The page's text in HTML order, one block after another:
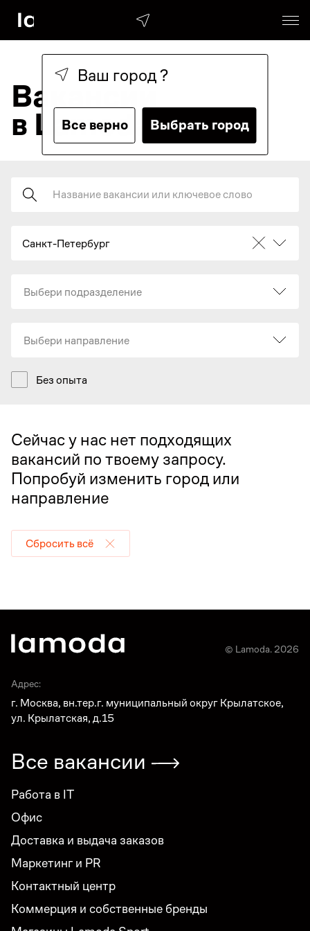
Ваш город?
Все верно Выбрать город
Вакансии
в Lamoda
Санкт-Петербург
Выбери подразделение
Выбери направление
Без опыта
Сейчас у нас нет подходящих
вакансий по твоему запросу.
Попробуй изменить город или
направление
Сбросить всё
© Lamoda. 2026
Адрес:
г. Москва, вн.тер.г. муниципальный округ Крылатское,
ул. Крылатская, д.15
Все вакансии
Работа в IT
Офис
Доставка и выдача заказов
Маркетинг и PR
Контактный центр
Коммерция и собственные бренды